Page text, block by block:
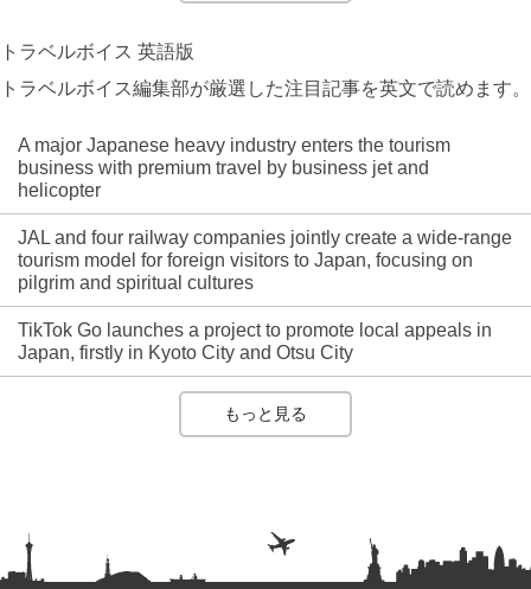
トラベルボイス 英語版
トラベルボイス編集部が厳選した注目記事を英文で読めます。
A major Japanese heavy industry enters the tourism
business with premium travel by business jet and
helicopter
JAL and four railway companies jointly create a wide-range
tourism model for foreign visitors to Japan, focusing on
pilgrim and spiritual cultures
TikTok Go launches a project to promote local appeals in
Japan, firstly in Kyoto City and Otsu City
もっと見る